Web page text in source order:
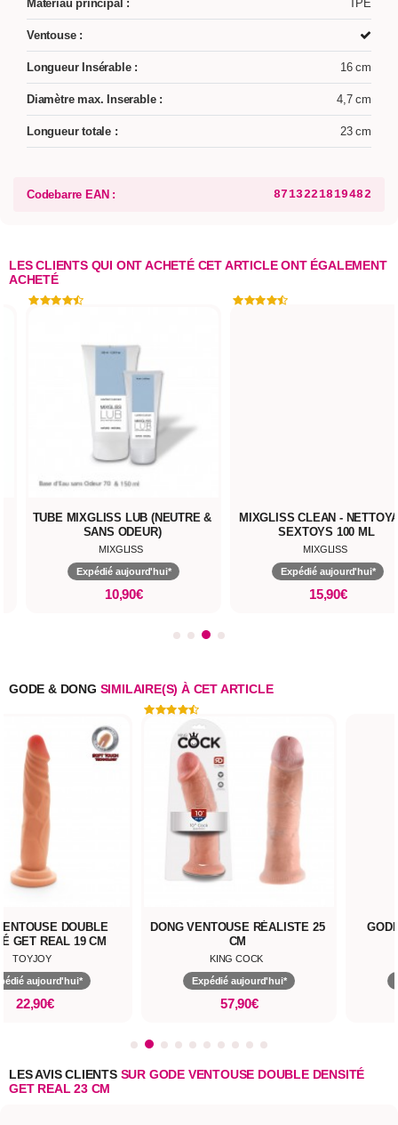
Matériau principal : TPE
Ventouse :
Longueur Insérable : 16 cm
Diamètre max. Inserable : 4,7 cm
Longueur totale : 23 cm
Codebarre EAN : 8713221819482
LES CLIENTS QUI ONT ACHETÉ CET ARTICLE ONT ÉGALEMENT
ACHETÉ
TUBE MIXGLISS LUB (NEUTRE &
SANS ODEUR)
MIXGLISS
Expédié aujourd'hui*
10,90€
MIXGLISS CLEAN -
SEXTOYS 100 ML
MIXGLISS
Expédié aujourd'hui*
15,90€
GODE & DONG SIMILAIRE(S) À CET ARTICLE
DOUBLE
GET REAL 19 CM
TOYJOY
aujourd'hui*
22,90€
DONG VENTOUSE RÉALISTE 25
CM
KING COCK
Expédié aujourd'hui*
57,90€
LES AVIS CLIENTSSUR GODE VENTOUSE DOUBLE DENSITÉ
GET REAL 23 CM